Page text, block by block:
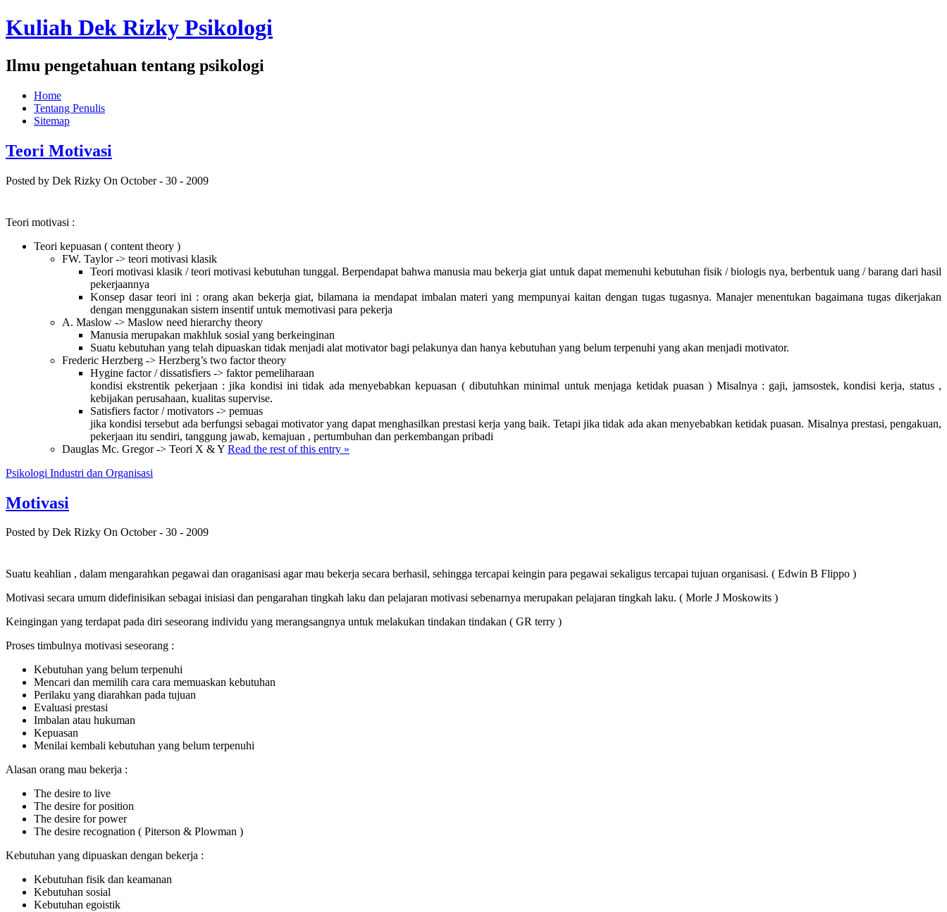
Kuliah Dek Rizky Psikologi
Ilmu pengetahuan tentang psikologi
Home
Tentang Penulis
Sitemap
Teori Motivasi
Posted by Dek Rizky On October - 30 - 2009
Teori motivasi :
Teori kepuasan ( content theory )
FW. Taylor -> teori motivasi klasik
Teori motivasi klasik / teori motivasi kebutuhan tunggal. Berpendapat bahwa manusia mau bekerja giat untuk dapat memenuhi kebutuhan fisik / biologis nya, berbentuk uang / barang dari hasil
pekerjaannya
Konsep dasar teori ini : orang akan bekerja giat, bilamana ia mendapat imbalan materi yang mempunyai kaitan dengan tugas tugasnya. Manajer menentukan bagaimana tugas dikerjakan
dengan menggunakan sistem insentif untuk memotivasi para pekerja
A. Maslow -> Maslow need hierarchy theory
Manusia merupakan makhluk sosial yang berkeinginan
Suatu kebutuhan yang telah dipuaskan tidak menjadi alat motivator bagi pelakunya dan hanya kebutuhan yang belum terpenuhi yang akan menjadi motivator.
Frederic Herzberg -> Herzberg’s two factor theory
Hygine factor / dissatisfiers -> faktor pemeliharaan
kondisi ekstrentik pekerjaan : jika kondisi ini tidak ada menyebabkan kepuasan ( dibutuhkan minimal untuk menjaga ketidak puasan ) Misalnya : gaji, jamsostek, kondisi kerja, status ,
kebijakan perusahaan, kualitas supervise.
Satisfiers factor / motivators -> pemuas
jika kondisi tersebut ada berfungsi sebagai motivator yang dapat menghasilkan prestasi kerja yang baik. Tetapi jika tidak ada akan menyebabkan ketidak puasan. Misalnya prestasi, pengakuan,
pekerjaan itu sendiri, tanggung jawab, kemajuan , pertumbuhan dan perkembangan pribadi
Dauglas Mc. Gregor -> Teori X & Y Read the rest of this entry »
Psikologi Industri dan Organisasi
Motivasi
Posted by Dek Rizky On October - 30 - 2009
Suatu keahlian , dalam mengarahkan pegawai dan oraganisasi agar mau bekerja secara berhasil, sehingga tercapai keingin para pegawai sekaligus tercapai tujuan organisasi. ( Edwin B Flippo )
Motivasi secara umum didefinisikan sebagai inisiasi dan pengarahan tingkah laku dan pelajaran motivasi sebenarnya merupakan pelajaran tingkah laku. ( Morle J Moskowits )
Keingingan yang terdapat pada diri seseorang individu yang merangsangnya untuk melakukan tindakan tindakan ( GR terry )
Proses timbulnya motivasi seseorang :
Kebutuhan yang belum terpenuhi
Mencari dan memilih cara cara memuaskan kebutuhan
Perilaku yang diarahkan pada tujuan
Evaluasi prestasi
Imbalan atau hukuman
Kepuasan
Menilai kembali kebutuhan yang belum terpenuhi
Alasan orang mau bekerja :
The desire to live
The desire for position
The desire for power
The desire recognation ( Piterson & Plowman )
Kebutuhan yang dipuaskan dengan bekerja :
Kebutuhan fisik dan keamanan
Kebutuhan sosial
Kebutuhan egoistik